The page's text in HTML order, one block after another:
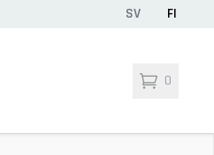
SV FI
0